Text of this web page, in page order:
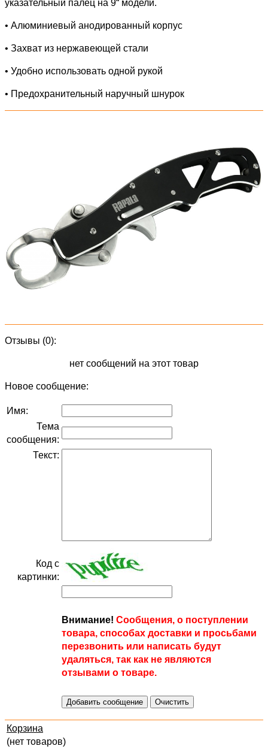
указательный палец на 9“ модели.
• Алюминиевый анодированный корпус
• Захват из нержавеющей стали
• Удобно использовать одной рукой
• Предохранительный наручный шнурок
Отзывы (0):
нет сообщений на этот товар
Новое сообщение:
Имя:
Тема
сообщения:
Текст:
Код с
картинки:
Внимание! Сообщения, о поступлении
товара, способах доставки и просьбами
перезвонить или написать будут
удаляться, так как не являются
отзывами о товаре.
Корзина
(нет товаров)